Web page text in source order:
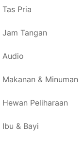
Tas Pria
Jam Tangan
Audio
Makanan & Minuman
Hewan Peliharaan
Ibu & Bayi